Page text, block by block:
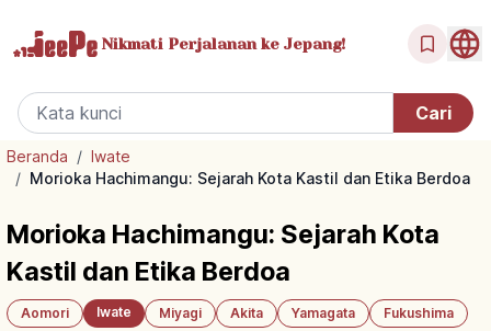
Nikmati Perjalanan ke Jepang!
Beranda / Iwate
/ Morioka Hachimangu: Sejarah Kota Kastil dan Etika Berdoa
Morioka Hachimangu: Sejarah Kota
Kastil dan Etika Berdoa
Aomori Iwate Miyagi Akita Yamagata Fukushima